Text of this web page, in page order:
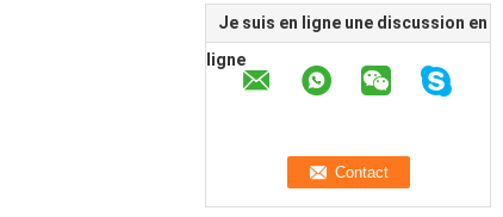
Je suis en ligne une discussion en
ligne